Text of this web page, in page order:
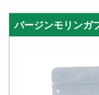
バージンモリンガ